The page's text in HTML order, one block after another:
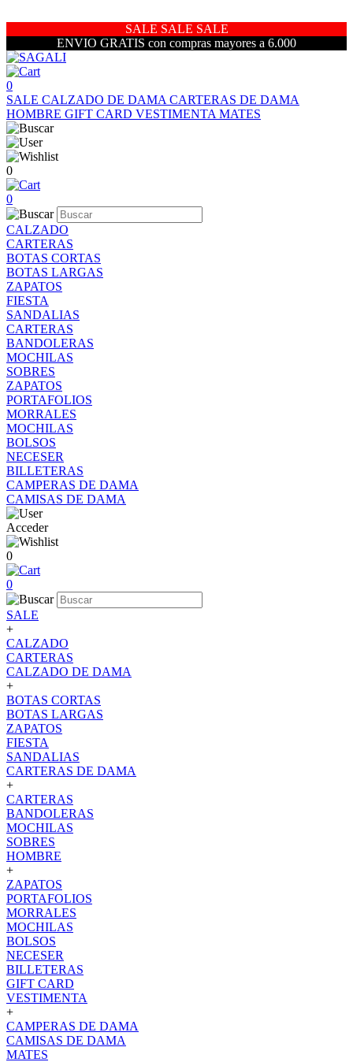
SALE SALE SALE
ENVIO GRATIS con compras mayores a 6.000
0
SALE CALZADO DE DAMA CARTERAS DE DAMA
HOMBRE GIFT CARD VESTIMENTA MATES
0
0
CALZADO
CARTERAS
BOTAS CORTAS
BOTAS LARGAS
ZAPATOS
FIESTA
SANDALIAS
CARTERAS
BANDOLERAS
MOCHILAS
SOBRES
ZAPATOS
PORTAFOLIOS
MORRALES
MOCHILAS
BOLSOS
NECESER
BILLETERAS
CAMPERAS DE DAMA
CAMISAS DE DAMA
Acceder
0
0
SALE
+
CALZADO
CARTERAS
CALZADO DE DAMA
+
BOTAS CORTAS
BOTAS LARGAS
ZAPATOS
FIESTA
SANDALIAS
CARTERAS DE DAMA
+
CARTERAS
BANDOLERAS
MOCHILAS
SOBRES
HOMBRE
+
ZAPATOS
PORTAFOLIOS
MORRALES
MOCHILAS
BOLSOS
NECESER
BILLETERAS
GIFT CARD
VESTIMENTA
+
CAMPERAS DE DAMA
CAMISAS DE DAMA
MATES